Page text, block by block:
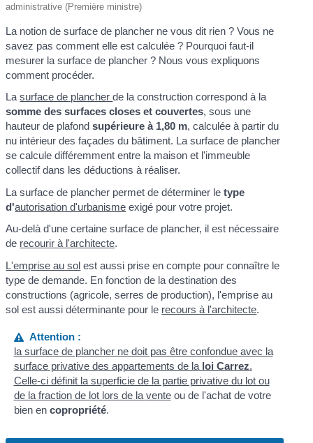
administrative (Première ministre)
La notion de surface de plancher ne vous dit rien ? Vous ne
savez pas comment elle est calculée ? Pourquoi faut-il
mesurer la surface de plancher ? Nous vous expliquons
comment procéder.
Lasurface de plancherde la construction correspond à la
somme des surfaces closes et couvertes, sous une
hauteur de plafondsupérieure à 1,80 m, calculée à partir du
nu intérieur des façades du bâtiment. La surface de plancher
se calcule différemment entre la maison et l'immeuble
collectif dans les déductions à réaliser.
La surface de plancher permet de déterminer le type
d'autorisation d'urbanisme exigé pour votre projet.
Au-delà d'une certaine surface de plancher, il est nécessaire
de recourir à l'architecte.
L'emprise au sol est aussi prise en compte pour connaître le
type de demande. En fonction de la destination des
constructions (agricole, serres de production), l'emprise au
sol est aussi déterminante pour le recours à l'architecte.
Attention :
la surface de plancher ne doit pas être confondue avec la
surface privative des appartements de laloi Carrez.
Celle-ci définit la superficie de la partie privative du lot ou
de la fraction de lot lors de la venteou de l'achat de votre
bien en copropriété.